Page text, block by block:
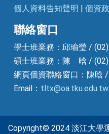
個人資料告知聲明 | 個資
聯絡窗口
學士班業務：邱瑜瑩 /
碩士班業務：陳 晗 /
網頁個資聯絡窗口：陳晗
Email： tltx@oa.tku.edu.tw
Copyright© 2024 淡江大學